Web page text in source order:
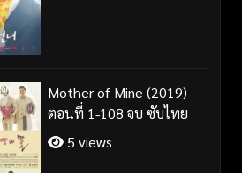
Mother of Mine (2019)
ตอนที่ 1-108 จบ ซับไทย
5 views